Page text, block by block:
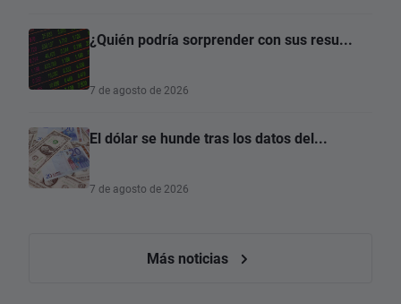
¿Quién podría sorprender con sus resu...
7 de agosto de 2026
El dólar se hunde tras los datos del...
7 de agosto de 2026
Más noticias